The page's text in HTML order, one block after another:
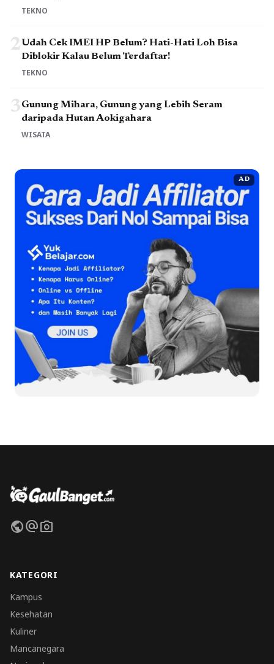
TEKNO
2Udah Cek IMEI HP Belum? Hati-Hati Loh Bisa
Diblokir Kalau Belum Terdaftar!
TEKNO
3Gunung Mihara, Gunung yang Lebih Seram
daripada Hutan Aokigahara
WISATA
AD
publicalternate_emailphoto_camera
KATEGORI
Kampus
Kesehatan
Kuliner
Mancanegara